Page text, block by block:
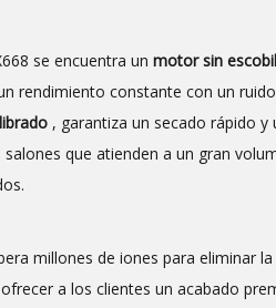
se encuentra un motor sin
rendimiento constante con un
, garantiza un secado rápido
que atienden a un gran
millones de iones para eliminar
a los clientes un acabado